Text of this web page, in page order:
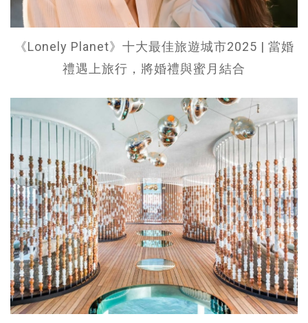
《Lonely Planet》十大最佳旅遊城市2025 | 當婚
禮遇上旅行，將婚禮與蜜月結合